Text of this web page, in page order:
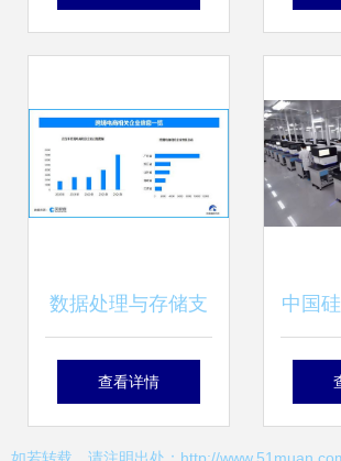
数据处理与存储支
撑我国跨境电商创
查看详情
中国
夜数